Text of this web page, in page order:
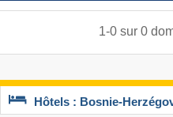
1-0sur 0
Hôtels : Bosnie-